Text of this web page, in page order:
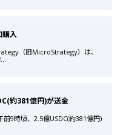
入
（旧MicroStrategy）は、
約381億円)が送金
9時頃、2.5億USDC(約381億円)